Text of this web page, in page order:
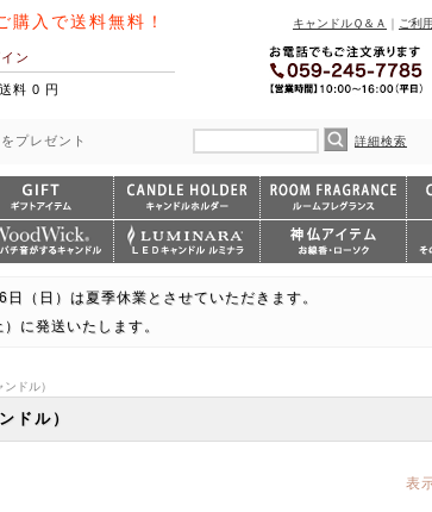
購入で送料無料！ キャンドルＱ＆Ａ ｜ ご利
ン
料 0 円
プレゼント 詳細検索
（日）は夏季休業とさせていただきます。
に発送いたします。
ドル）
ドル）
表